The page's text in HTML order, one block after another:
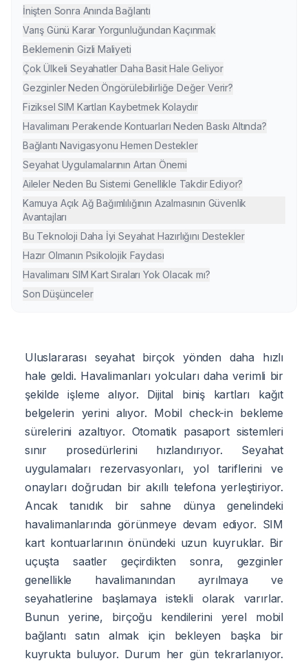
İnişten Sonra Anında Bağlantı
Varış Günü Karar Yorgunluğundan Kaçınmak
Beklemenin Gizli Maliyeti
Çok Ülkeli Seyahatler Daha Basit Hale Geliyor
Gezginler Neden Öngörülebilirliğe Değer Verir?
Fiziksel SIM Kartları Kaybetmek Kolaydır
Havalimanı Perakende Kontuarları Neden Baskı Altında?
Bağlantı Navigasyonu Hemen Destekler
Seyahat Uygulamalarının Artan Önemi
Aileler Neden Bu Sistemi Genellikle Takdir Ediyor?
Kamuya Açık Ağ Bağımlılığının Azalmasının Güvenlik
Avantajları
Bu Teknoloji Daha İyi Seyahat Hazırlığını Destekler
Hazır Olmanın Psikolojik Faydası
Havalimanı SIM Kart Sıraları Yok Olacak mı?
Son Düşünceler
Uluslararası seyahat birçok yönden daha hızlı
hale geldi. Havalimanları yolcuları daha verimli bir
şekilde işleme alıyor. Dijital biniş kartları kağıt
belgelerin yerini alıyor. Mobil check-in bekleme
sürelerini azaltıyor. Otomatik pasaport sistemleri
sınır prosedürlerini hızlandırıyor. Seyahat
uygulamaları rezervasyonları, yol tariflerini ve
onayları doğrudan bir akıllı telefona yerleştiriyor.
Ancak tanıdık bir sahne dünya genelindeki
havalimanlarında görünmeye devam ediyor. SIM
kart kontuarlarının önündeki uzun kuyruklar. Bir
uçuşta saatler geçirdikten sonra, gezginler
genellikle havalimanından ayrılmaya ve
seyahatlerine başlamaya istekli olarak varırlar.
Bunun yerine, birçoğu kendilerini yerel mobil
bağlantı satın almak için bekleyen başka bir
kuyrukta buluyor. Durum her gün tekrarlanıyor.